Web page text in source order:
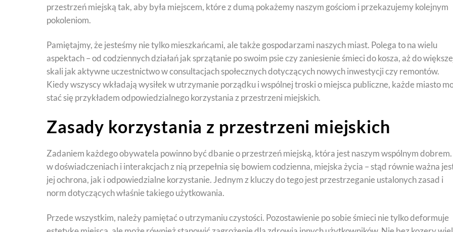
przestrzeń miejską tak, aby była miejscem, które z dumą pokażemy naszym gościom i przekazujemy kolejnym
pokoleniom.
Pamiętajmy, że jesteśmy nie tylko mieszkańcami, ale także gospodarzami naszych miast. Polega to na wielu
aspektach – od codziennych działań jak sprzątanie po swoim psie czy zaniesienie śmieci do kosza, aż do
skali jak aktywne uczestnictwo w consultacjach społecznych dotyczących nowych inwestycji czy remontów.
Kiedy wszyscy wkładają wysiłek w utrzymanie porządku i wspólnej troski o miejsca publiczne, każde miasto
stać się przykładem odpowiedzialnego korzystania z przestrzeni miejskich.
Zasady korzystania z przestrzeni miejskich
Zadaniem każdego obywatela powinno być dbanie o przestrzeń miejską, która jest naszym wspólnym dobrem.
w doświadczeniach i interakcjach z nią przepełnia się bowiem codzienna, miejska życia – stąd równie ważna
jej ochrona, jak i odpowiedzialne korzystanie. Jednym z kluczy do tego jest przestrzeganie ustalonych zasad i
norm dotyczących właśnie takiego użytkowania.
Przede wszystkim, należy pamiętać o utrzymaniu czystości. Pozostawienie po sobie śmieci nie tylko deformuje